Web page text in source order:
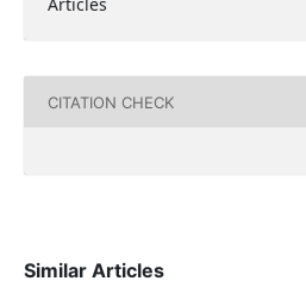
CITATION CHECK
Similar Articles